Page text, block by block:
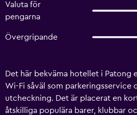
Valuta för
pengarna
Övergripande
Det här bekväma hotellet i Patong
Wi-Fi såväl som parkeringsservice
utcheckning. Det är placerat en
åtskilliga populära barer, klubbar